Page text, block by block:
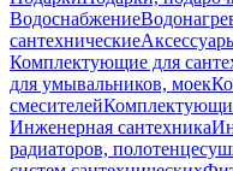
Водоснабжение
сантехнические
Комплектующие для
для умывальников, моек
смесителей
Инженерная сантехника
радиаторов,